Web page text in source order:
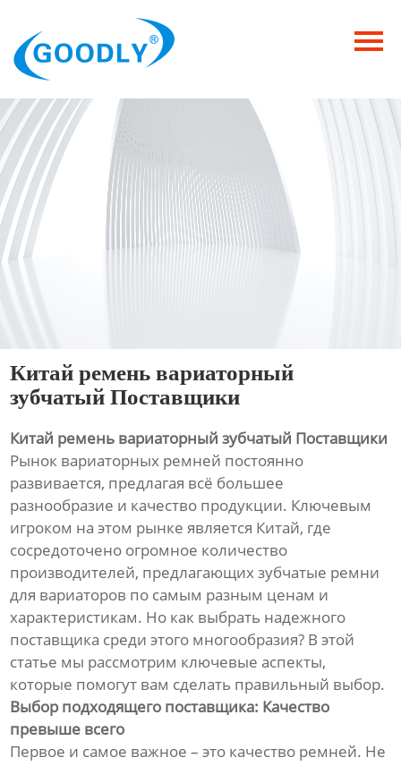
Продукция
ОТРАСЛИ
Категория
Новости
Контакты
Китай ремень вариаторный
зубчатый Поставщики
Китай ремень вариаторный зубчатый Поставщики
Рынок вариаторных ремней постоянно
развивается, предлагая всё большее
разнообразие и качество продукции. Ключевым
игроком на этом рынке является Китай, где
сосредоточено огромное количество
производителей, предлагающих зубчатые ремни
для вариаторов по самым разным ценам и
характеристикам. Но как выбрать надежного
поставщика среди этого многообразия? В этой
статье мы рассмотрим ключевые аспекты,
которые помогут вам сделать правильный выбор.
Выбор подходящего поставщика: Качество
превыше всего
Первое и самое важное – это качество ремней. Не